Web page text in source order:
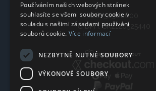
IČO: 50920600
IČ DPH: SK2120525440
Používáním našich webových stránek
souhlasíte se všemi soubory cookie v
souladu s našimi zásadami používání
souborů cookie. Více informací
NEZBYTNĚ NUTNÉ SOUBORY
VÝKONOVÉ SOUBORY